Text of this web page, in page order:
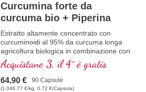
Curcumina forte da
curcuma bio + Piperina
Estratto altamente concentrato con
curcuminoidi al 95% da curcuma longa
agricoltura biologica in combinazione con
estratto di pepe nero da agricoltura
biologica, in vetro violetto di alta qualità
Acquistane 3, il 4° è gratis
64,90 € 90 Capsule
(1.046,77 €/kg, 0,72 €/Capsula)